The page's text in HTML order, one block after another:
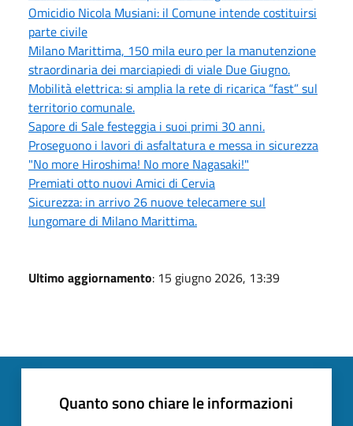
Omicidio Nicola Musiani: il Comune intende costituirsi
parte civile
Milano Marittima, 150 mila euro per la manutenzione
straordinaria dei marciapiedi di viale Due Giugno.
Mobilità elettrica: si amplia la rete di ricarica “fast” sul
territorio comunale.
Sapore di Sale festeggia i suoi primi 30 anni.
Proseguono i lavori di asfaltatura e messa in sicurezza
"No more Hiroshima! No more Nagasaki!"
Premiati otto nuovi Amici di Cervia
Sicurezza: in arrivo 26 nuove telecamere sul
lungomare di Milano Marittima.
Ultimo aggiornamento: 15 giugno 2026, 13:39
Quanto sono chiare le informazioni